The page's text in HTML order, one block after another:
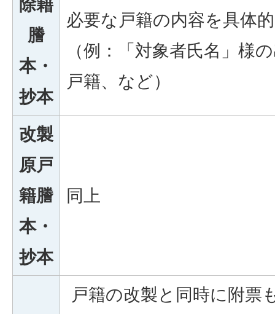
除籍
謄
本・
抄本
必要な戸籍の内容を具体
（例：「対象者氏名」様
戸籍、など）
改製
原戸
籍謄
本・
抄本
同上
戸籍の改製と同時に附票